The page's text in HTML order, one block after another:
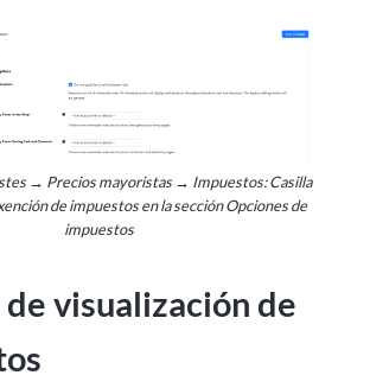
→ Precios mayoristas → Impuestos: Casilla
de impuestos en la sección Opciones de
impuestos
visualización de